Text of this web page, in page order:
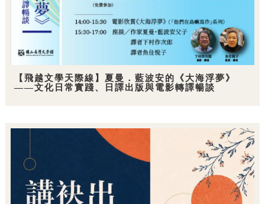
【飛越文學天際線】夏曼．藍波安的《大海浮夢》
——文化日常實踐、日譯出版與電影轉譯暢談